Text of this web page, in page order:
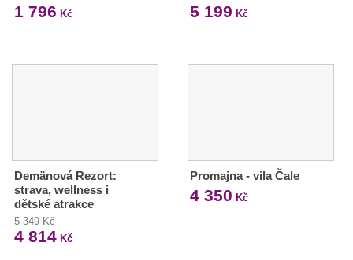
1 796 Kč 5 199 Kč
Demänová Rezort:
strava, wellness i
dětské atrakce
5 349 Kč
4 814 Kč
Promajna - vila Čale
4 350 Kč